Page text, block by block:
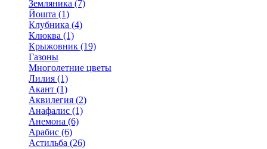
Земляника (7)
Йошта (1)
Клубника (4)
Клюква (1)
Крыжовник (19)
Газоны
Многолетние цветы
Лилия (1)
Акант (1)
Аквилегия (2)
Анафалис (1)
Анемона (6)
Арабис (6)
Астильба (26)